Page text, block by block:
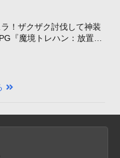
！ザクザク討伐して神装
『魔境トレハン：放置で
】